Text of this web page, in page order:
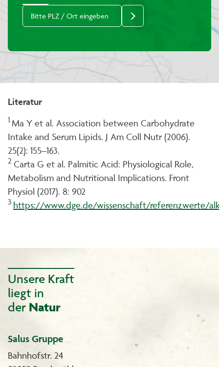
Literatur
1 Ma Y et al. Association between Carbohydrate
Intake and Serum Lipids. J Am Coll Nutr (2006).
25(2): 155–163.
2 Carta G et al. Palmitic Acid: Physiological Role,
Metabolism and Nutritional Implications. Front
Physiol (2017). 8: 902
3 https://www.dge.de/wissenschaft/referenzwerte/
Unsere Kraft
liegt in
der Natur
Salus Gruppe
Bahnhofstr. 24